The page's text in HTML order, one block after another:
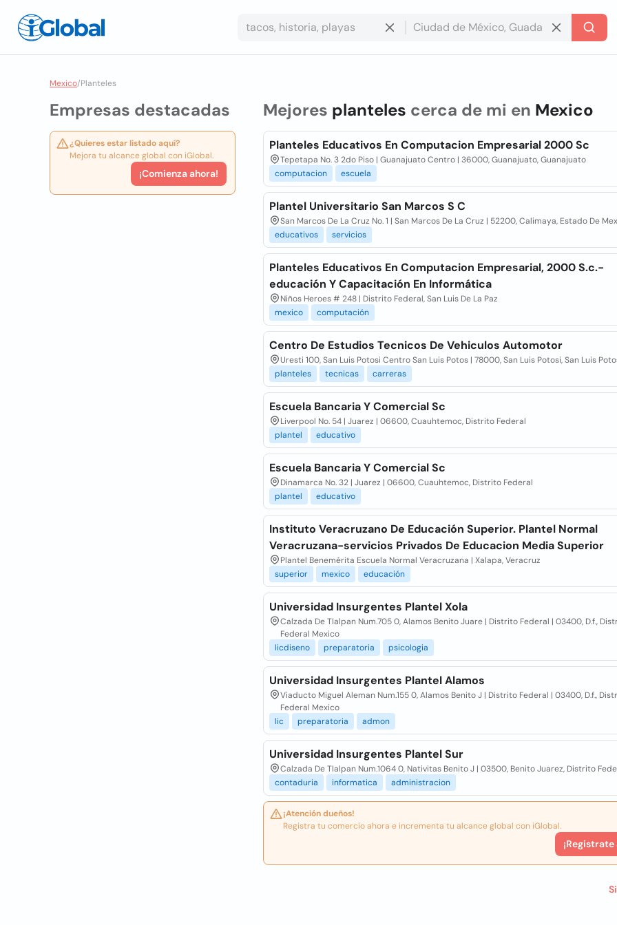
Mexico/Planteles
Empresas destacadas
¿Quieres estar listado aquí?
Mejora tu alcance global con iGlobal.
¡Comienza ahora!
Mejores planteles cerca de mi en Mexico
Planteles Educativos En Computacion Empresarial 2000 Sc
Tepetapa No. 3 2do Piso | Guanajuato Centro | 36000, Guanajuato, Guanajuato
computacion
escuela
Plantel Universitario San Marcos S C
San Marcos De La Cruz No. 1 | San Marcos De La Cruz | 52200, Calimaya, Estado De
educativos
servicios
Planteles Educativos En Computacion Empresarial, 2000 S.c.-
educación Y Capacitación En Informática
Niños Heroes # 248 | Distrito Federal, San Luis De La Paz
mexico
computación
Centro De Estudios Tecnicos De Vehiculos Automotor
Uresti 100, San Luis Potosi Centro San Luis Potos | 78000, San Luis Potosi, San Luis
planteles
tecnicas carreras
Escuela Bancaria Y Comercial Sc
Liverpool No. 54 | Juarez | 06600, Cuauhtemoc, Distrito Federal
plantel
educativo
Escuela Bancaria Y Comercial Sc
Dinamarca No. 32 | Juarez | 06600, Cuauhtemoc, Distrito Federal
plantel
educativo
Instituto Veracruzano De Educación Superior. Plantel Normal
Veracruzana-servicios Privados De Educacion Media Superior
Plantel Benemérita Escuela Normal Veracruzana | Xalapa, Veracruz
superior
mexico educación
Universidad Insurgentes Plantel Xola
Calzada De Tlalpan Num.705 0, Alamos Benito Juare | Distrito Federal | 03400, D.f.,
Federal Mexico
licdiseno
preparatoria psicologia
Universidad Insurgentes Plantel Alamos
Viaducto Miguel Aleman Num.155 0, Alamos Benito J | Distrito Federal | 03400, D.f.,
Federal Mexico
lic
preparatoria admon
Universidad Insurgentes Plantel Sur
Calzada De Tlalpan Num.1064 0, Nativitas Benito J | 03500, Benito Juarez, Distrito
contaduria
informatica administracion
¡Atención dueños!
Registra tu comercio ahora e incrementa tu alcance global con iGlobal.